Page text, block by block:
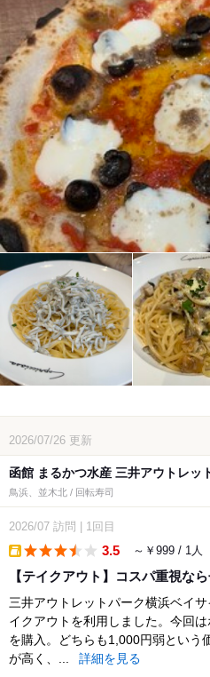
2026/07/26 更新
函館 まるかつ水産 三井アウトレッ
鳥浜、並木北 / 回転寿司
2026/07 訪問 1回目
3.5 ～￥999 / 1人
【テイクアウト】コスパ重視な
三井アウトレットパーク横浜ベイ
イクアウトを利用しました。今回
を購入。どちらも1,000円弱という
が高く、...
詳細を見る